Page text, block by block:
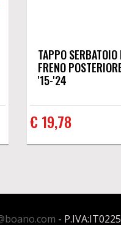
TAPPO
FRENO
'15-'24
€ 19,78
-